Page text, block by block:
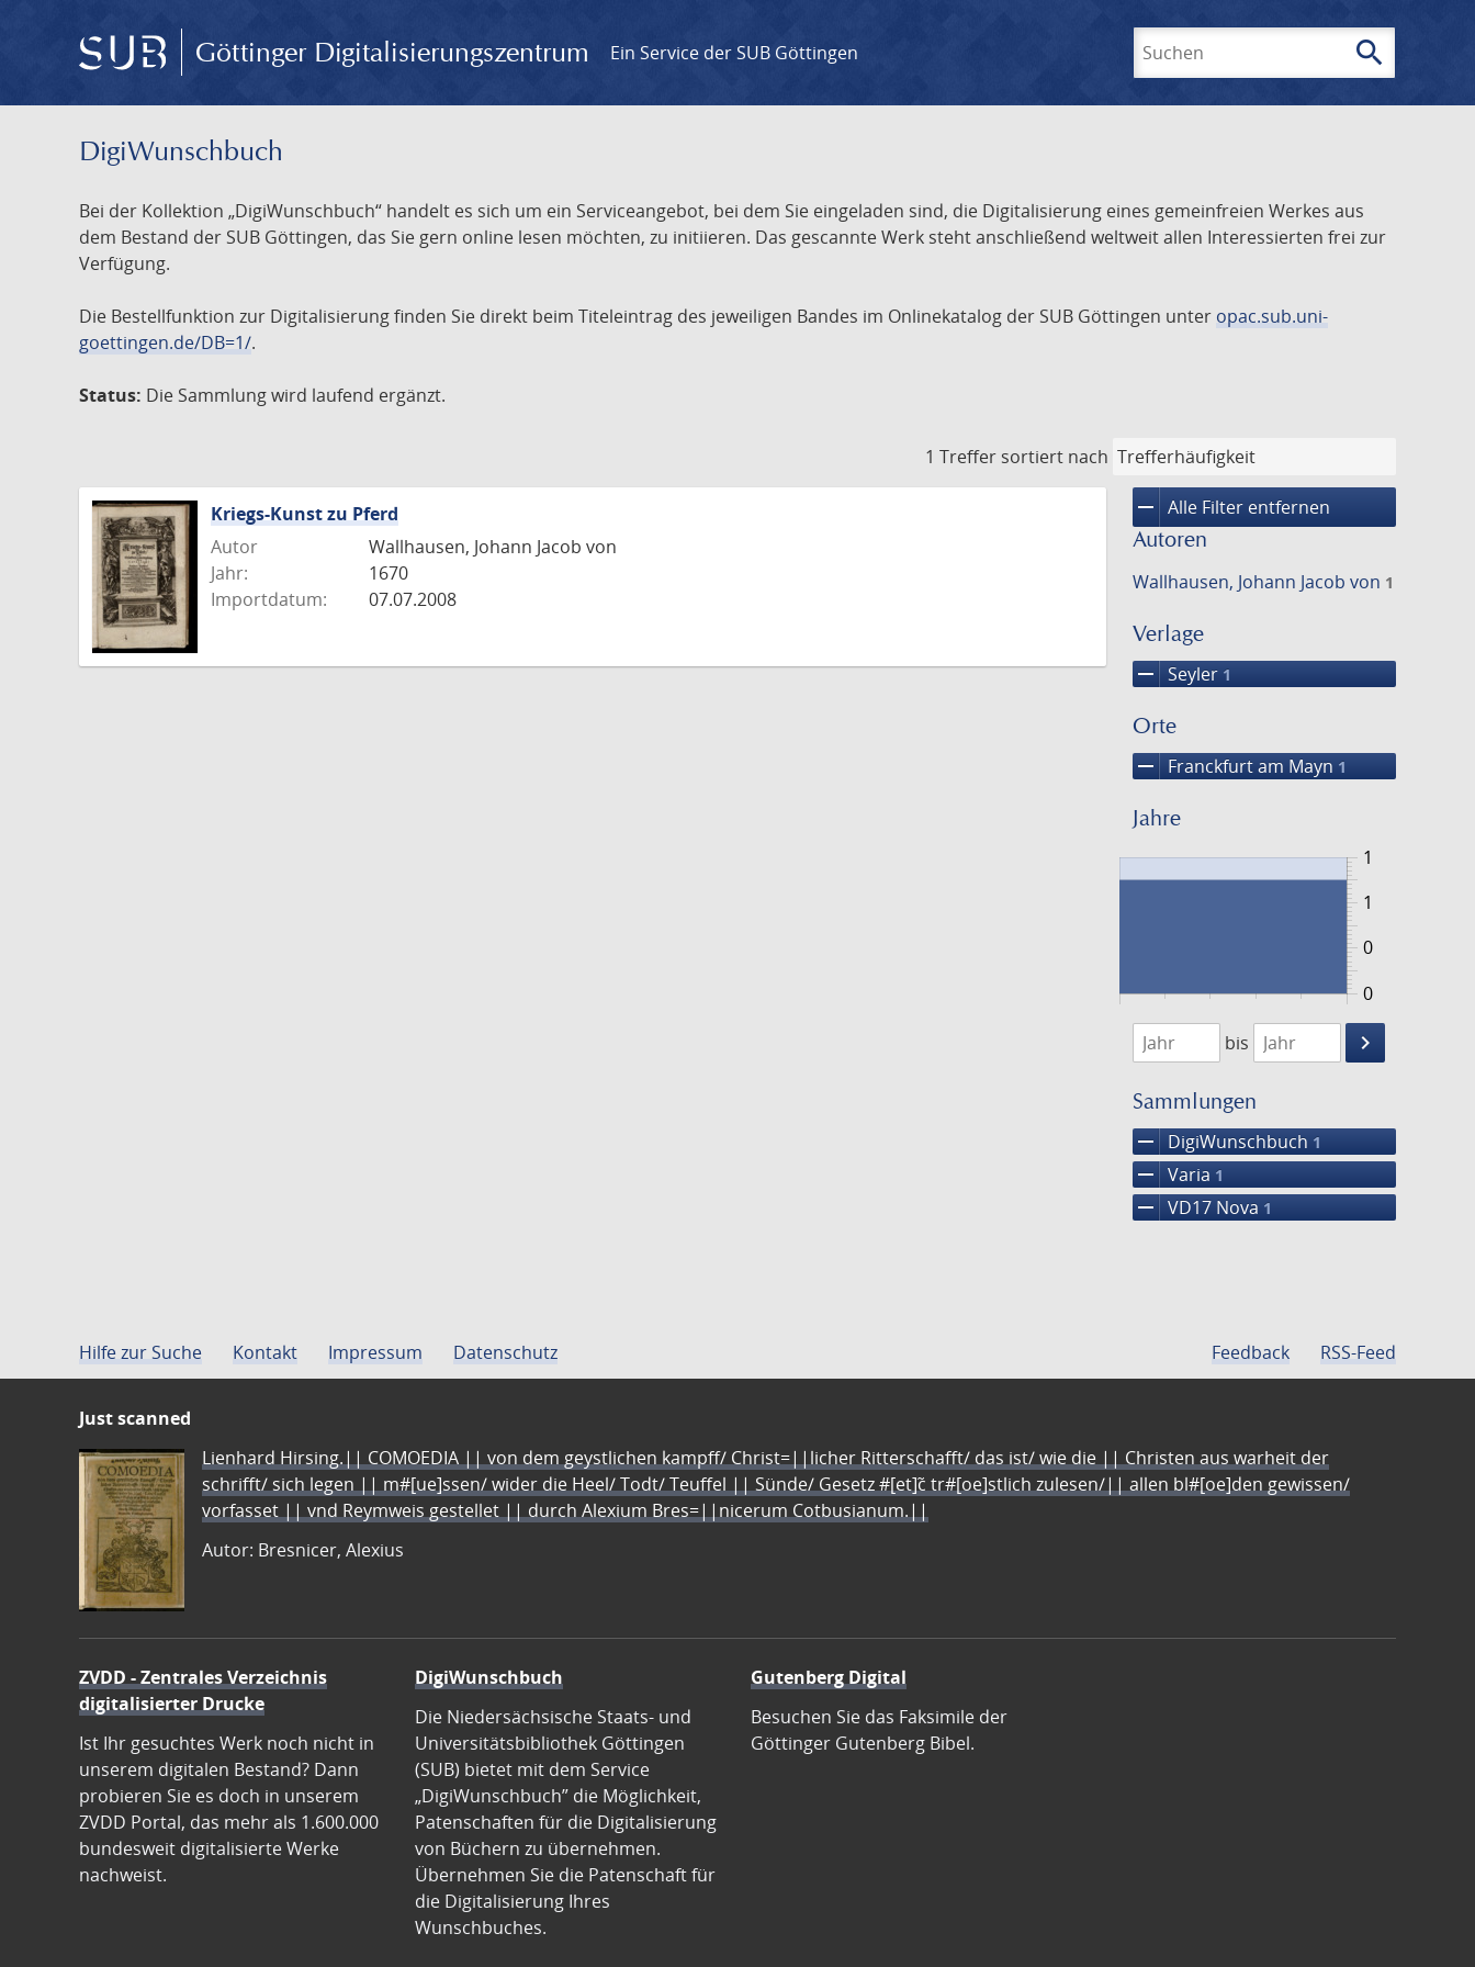
Göttinger Digitalisierungszentrum Ein Service der SUB Göttingen search
DigiWunschbuch
Bei der Kollektion „DigiWunschbuch“ handelt es sich um ein Serviceangebot, bei dem Sie eingeladen sind, die Digitalisierung eines gemeinfreien Werkes aus
dem Bestand der SUB Göttingen, das Sie gern online lesen möchten, zu initiieren. Das gescannte Werk steht anschließend weltweit allen Interessierten frei zur
Verfügung.
Die Bestellfunktion zur Digitalisierung finden Sie direkt beim Titeleintrag des jeweiligen Bandes im Onlinekatalog der SUB Göttingen unter opac.sub.uni-
goettingen.de/DB=1/.
Status: Die Sammlung wird laufend ergänzt.
1 Treffer sortiert nach
remove Alle Filter entfernen
Autoren
Wallhausen, Johann Jacob von 1
Verlage
remove Seyler 1
Orte
remove Franckfurt am Mayn 1
Jahre
0
1
0
1
1670
1671
bis
keyboard_arrow_right
Suche
Sammlungen
remove DigiWunschbuch 1
remove Varia 1
remove VD17 Nova 1
Kriegs-Kunst zu Pferd
Autor
Wallhausen, Johann Jacob von
Jahr:
1670
Importdatum:
07.07.2008
Hilfe zur Suche Kontakt Impressum Datenschutz Feedback RSS-Feed
Just scanned
Lienhard Hirsing.|| COMOEDIA || von dem geystlichen kampff/ Christ=||licher Ritterschafft/ das ist/ wie die || Christen aus warheit der
schrifft/ sich legen || m#[ue]ssen/ wider die Heel/ Todt/ Teuffel || Sünde/ Gesetz #[et]c̃ tr#[oe]stlich zulesen/|| allen bl#[oe]den gewissen/
vorfasset || vnd Reymweis gestellet || durch Alexium Bres=||nicerum Cotbusianum.||
Autor: Bresnicer, Alexius
ZVDD - Zentrales Verzeichnis
digitalisierter Drucke
Ist Ihr gesuchtes Werk noch nicht in
unserem digitalen Bestand? Dann
probieren Sie es doch in unserem
ZVDD Portal, das mehr als 1.600.000
bundesweit digitalisierte Werke
nachweist.
DigiWunschbuch
Die Niedersächsische Staats- und
Universitätsbibliothek Göttingen
(SUB) bietet mit dem Service
„DigiWunschbuch” die Möglichkeit,
Patenschaften für die Digitalisierung
von Büchern zu übernehmen.
Übernehmen Sie die Patenschaft für
die Digitalisierung Ihres
Wunschbuches.
Gutenberg Digital
Besuchen Sie das Faksimile der
Göttinger Gutenberg Bibel.